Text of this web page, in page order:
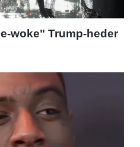
woke" Trump-heder